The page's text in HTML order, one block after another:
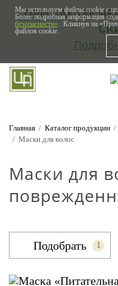
ПРИ ЗАКАЗЕ
Главная Каталог продукции
Маски для волос
Маски для
Подобрать 1
Мы используем файлы cookie с
Более подробная информация
безопасности» . Кликнув на
файлов cookie.